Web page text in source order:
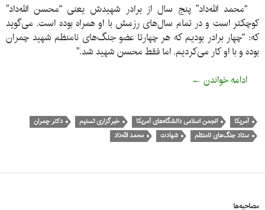
“محمد الله‌داد” پنج سال از برادر شهیدش یعنی “محسن الله‌داد”
کوچکتر است و در تمام سال‌های رزمش با او همراه بوده است. می‌گوید
که: “چهار برادر بودیم که هر چهارتا عضو جنگ‌های نامنظم شهید چمران
بوده و با او کار می‌کردیم. اما فقط محسن شهید شد.”
ادامه خواندن ←
آمریکا انجمن اسلامی دانشگاه‌های آمریکا خبرگزاری تسنیم
دکتر چمران
ستاد جنگ‌های نامنظم
شهادت محمد الله‌داد
مصاحبه‌ها